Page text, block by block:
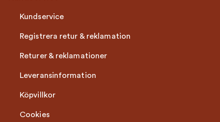
Kundservice
Registrera retur & reklamation
Returer & reklamationer
Leveransinformation
Köpvillkor
Cookies